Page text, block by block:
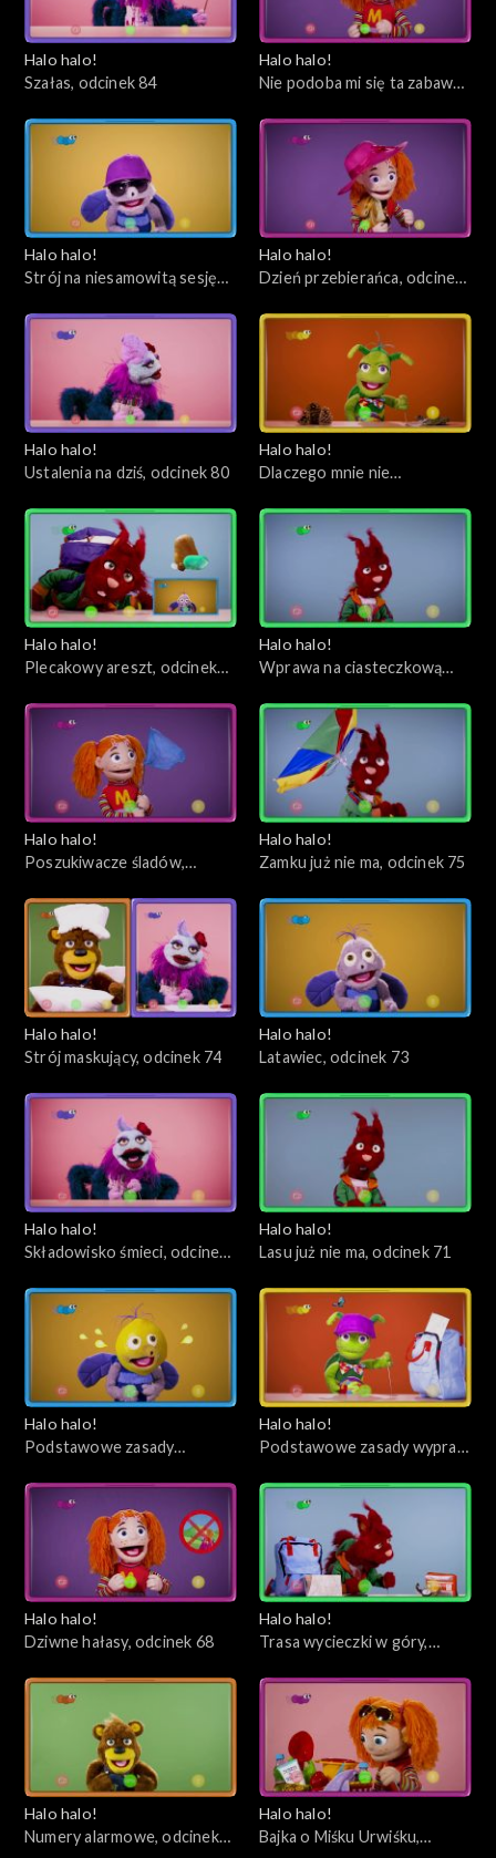
Halo halo!
Szałas, odcinek 84
Halo halo!
Nie podoba mi się ta zabawa i
Halo halo!
Strój na niesamowitą sesję
Halo halo!
Dzień przebierańca, odcinek
Halo halo!
Ustalenia na dziś, odcinek 80
Halo halo!
Dlaczego mnie nie
Halo halo!
Plecakowy areszt, odcinek
Halo halo!
Wprawa na ciasteczkową
Halo halo!
Poszukiwacze śladów,
Halo halo!
Zamku już nie ma, odcinek 75
Halo halo!
Strój maskujący, odcinek 74
Halo halo!
Latawiec, odcinek 73
Halo halo!
Składowisko śmieci, odcinek
Halo halo!
Lasu już nie ma, odcinek 71
Halo halo!
Podstawowe zasady
70
Halo halo!
Podstawowe zasady wypraw
Halo halo!
Dziwne hałasy, odcinek 68
Halo halo!
Trasa wycieczki w góry,
Halo halo!
Numery alarmowe, odcinek
Halo halo!
Bajka o Miśku Urwiśku,